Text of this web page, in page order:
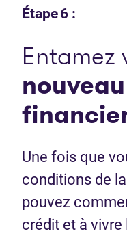
Étape 6 :
Entamez
Une fois que
conditions de
pouvez
crédit et à vivre